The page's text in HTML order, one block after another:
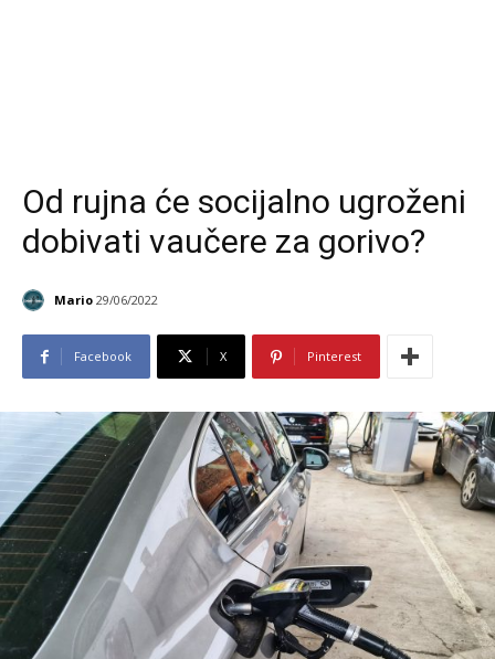
Od rujna će socijalno ugroženi
dobivati vaučere za gorivo?
Mario 29/06/2022
Facebook X Pinterest